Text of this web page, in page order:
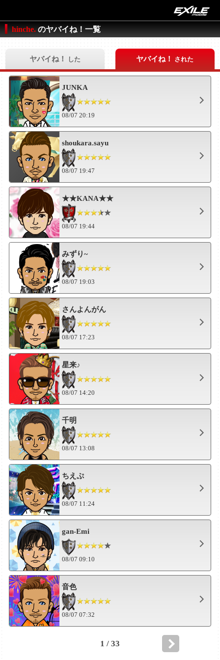
hinche. のヤバイね！一覧
ヤバイね！ した ヤバイね！ された
JUNKA
08/07 20:19
shoukara.sayu
08/07 19:47
★★KANA★★
08/07 19:44
みずり~
08/07 19:03
さんよんがん
08/07 17:23
星来♪
08/07 14:20
千明
08/07 13:08
ちえぷ
08/07 11:24
gan-Emi
08/07 09:10
音色
08/07 07:32
1 / 33